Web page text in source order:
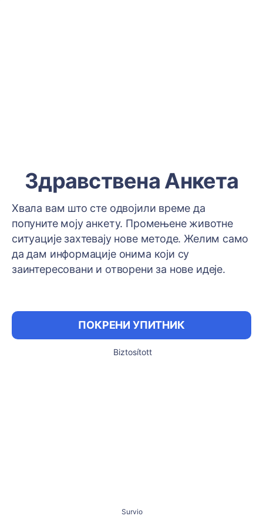
Здравствена Анкета
Хвала вам што сте одвојили време да
попуните моју анкету. Промењене животне
ситуације захтевају нове методе. Желим само
да дам информације онима који су
заинтересовани и отворени за нове идеје.
ПОКРЕНИ УПИТНИК
Biztosított
Survio